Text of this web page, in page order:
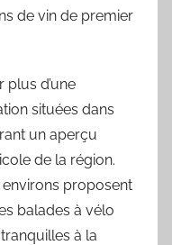
de vin de premier
d’une
situées dans
un aperçu
de la région.
environs proposent
balades à vélo
à la